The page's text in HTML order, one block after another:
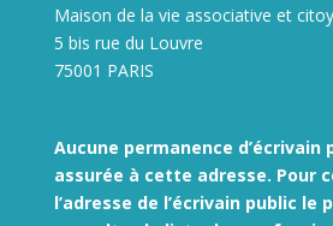
Maison de la vie associative et
5 bis rue du Louvre
75001 PARIS
Aucune permanence d’écrivain
assurée à cette adresse. Pour
l’adresse de l’écrivain public le